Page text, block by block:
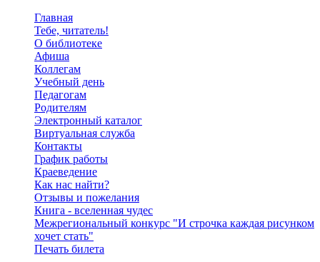
Главная
Тебе, читатель!
О библиотеке
Афиша
Коллегам
Учебный день
Педагогам
Родителям
Электронный каталог
Виртуальная служба
Контакты
График работы
Краеведение
Как нас найти?
Отзывы и пожелания
Книга - вселенная чудес
Межрегиональный конкурс "И строчка каждая рисунком
хочет стать"
Печать билета